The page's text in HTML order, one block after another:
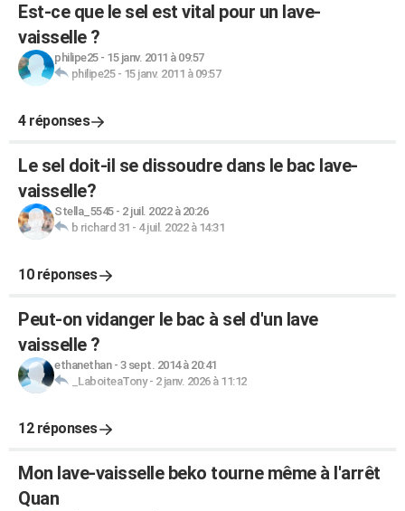
Est-ce que le sel est vital pour un lave-
vaisselle ?
philipe25- 15 janv. 2011 à 09:57
philipe25- 15 janv. 2011 à 09:57
4 réponses
Le sel doit-il se dissoudre dans le bac lave-
vaisselle?
Stella_5545- 2 juil. 2022 à 20:26
b richard 31 - 4 juil. 2022 à 14:31
10 réponses
Peut-on vidanger le bac à sel d'un lave
vaisselle ?
ethanethan- 3 sept. 2014 à 20:41
_LaboiteaTony- 2 janv. 2026 à 11:12
12 réponses
Mon lave-vaisselle beko tourne même à l'arrêt
Quan